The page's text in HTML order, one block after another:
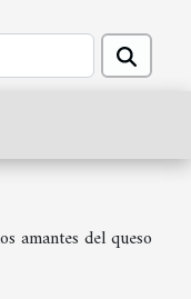
amantes del queso